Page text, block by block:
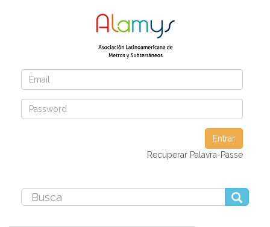
Entrar
Recuperar Palavra-Passe